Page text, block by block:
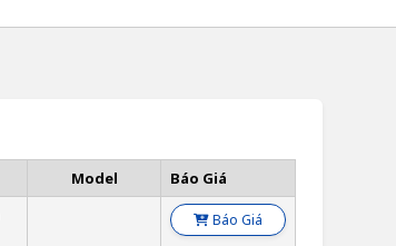
Model Báo Giá
Báo Giá